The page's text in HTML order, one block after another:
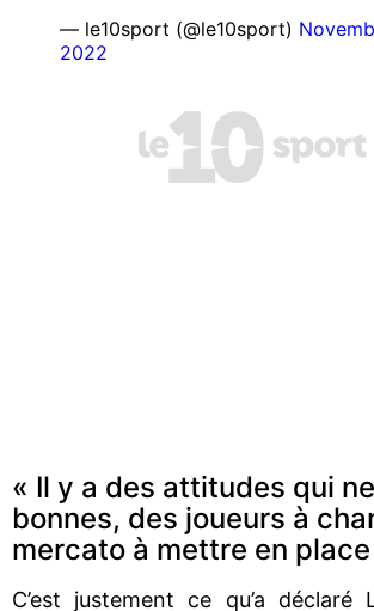
— le10sport (@le10sport)
2022
« Il y a des attitudes qui
bonnes, des joueurs à
mercato à mettre en place
C’est justement ce qu’a déclaré